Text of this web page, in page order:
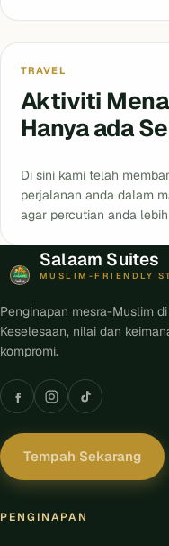
Blog
TRAVEL
Aktiviti
Hanya ada
Di sini kami telah
perjalanan anda dalam
agar percutian anda
Salaam Suites
MUSLIM-FRIENDLY
Penginapan mesra-Muslim
Keselesaan, nilai dan
kompromi.
Tempah Sekarang
PENGINAPAN